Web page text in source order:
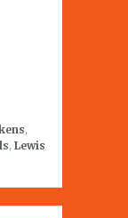
,
, Lewis